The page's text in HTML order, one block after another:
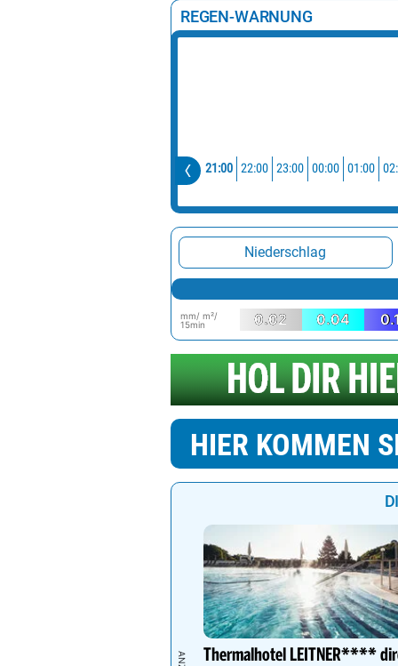
REGEN-WARNUNG
21:00 22:00 23:00 00:00 01:00
Niederschlag
mm/ m²/
15min
0.02 0.04
HIER KOMMEN
Thermalhotel LEITNER****